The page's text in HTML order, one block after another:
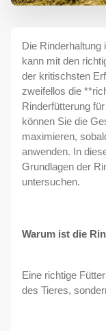
Die
kann mit den
der kritischsten
zweifellos die
Rinderfütterung
können Sie die
maximieren,
anwenden. In
Grundlagen der
untersuchen.
Warum ist die
Eine richtige
des Tieres,